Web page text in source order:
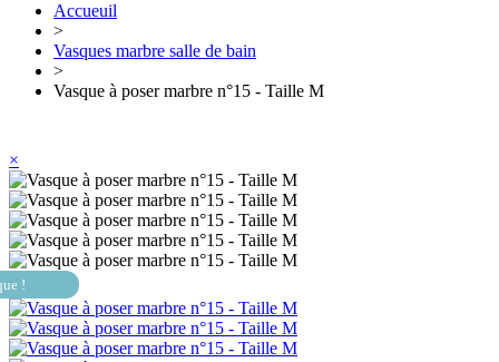
Accueuil
>
Vasques marbre salle de bain
>
Vasque à poser marbre n°15 - Taille M
×
!